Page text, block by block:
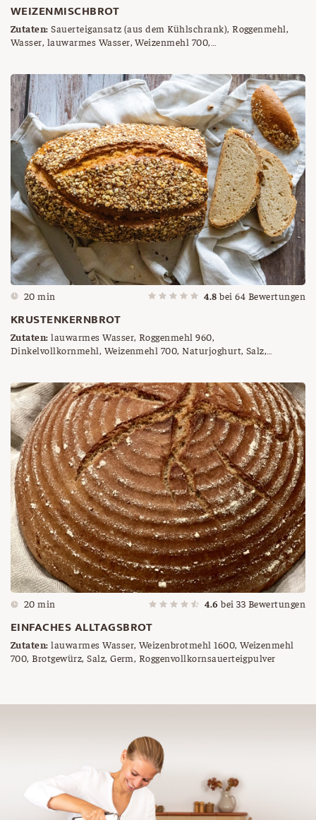
WEIZENMISCHBROT
Zutaten: Sauerteigansatz (aus dem Kühlschrank), Roggenmehl,
Wasser, lauwarmes Wasser, Weizenmehl 700,
20 min 4.8 bei64 Bewertungen
KRUSTENKERNBROT
Zutaten: lauwarmes Wasser, Roggenmehl 960,
Dinkelvollkornmehl, Weizenmehl 700, Naturjoghurt, Salz,
20 min 4.6 bei33 Bewertungen
EINFACHES ALLTAGSBROT
Zutaten: lauwarmes Wasser, Weizenbrotmehl 1600, Weizenmehl
700, Brotgewürz, Salz, Germ, Roggenvollkornsauerteigpulver